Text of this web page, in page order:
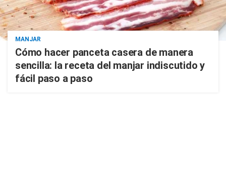
MANJAR
Cómo hacer panceta casera de manera
sencilla: la receta del manjar indiscutido y
fácil paso a paso